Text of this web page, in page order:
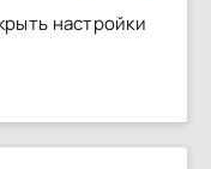
настройки